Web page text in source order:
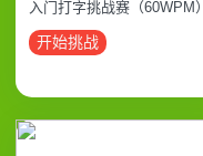
入门打字挑战赛（60WPM）
开始挑战